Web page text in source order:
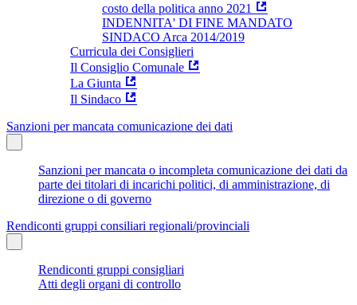
costo della politica anno 2021
INDENNITA' DI FINE MANDATO
SINDACO Arca 2014/2019
Curricula dei Consiglieri
Il Consiglio Comunale
La Giunta
Il Sindaco
Sanzioni per mancata comunicazione dei dati
Sanzioni per mancata o incompleta comunicazione dei dati da
parte dei titolari di incarichi politici, di amministrazione, di
direzione o di governo
Rendiconti gruppi consiliari regionali/provinciali
Rendiconti gruppi consigliari
Atti degli organi di controllo